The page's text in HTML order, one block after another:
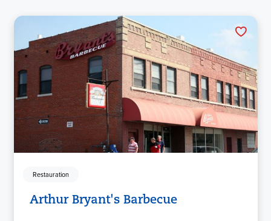
Restauration
Arthur Bryant's Barbecue